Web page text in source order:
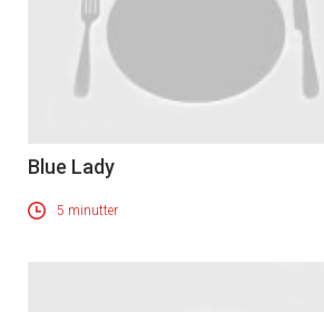
Blue Lady
5 minutter